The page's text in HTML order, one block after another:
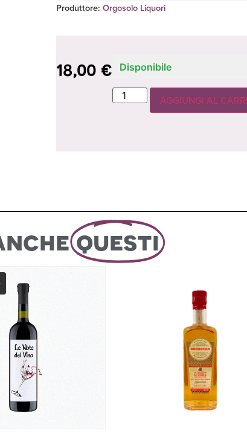
Produttore: Orgosolo Liquori
18,00 € Disponibile
AGGIUNGI AL
questi